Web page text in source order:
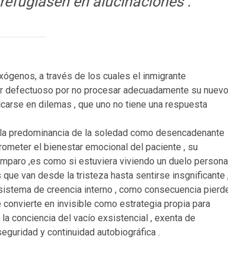
a través de los cuales el inmigrante
por no procesar adecuadamente su nuevo
en dilemas , que uno no tiene una respuesta
predominancia de la soledad como desencadenante
el bienestar emocional del paciente , su
,es como si estuviera viviendo un duelo
van desde la tristeza hasta sentirse insgnificante
de creencia interno , como consecuencia
en invisible como estrategia propia para
conciencia del vacío exsistencial , exenta de
y continuidad autobiográfica .